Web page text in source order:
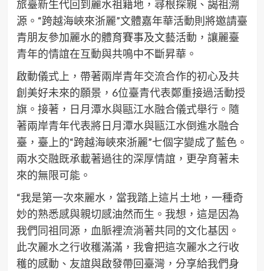
旅臺新生代回到麗水祖籍地，尋根探親、謁祖溯
源。“跨越海峽來浙麗”文體嘉年華活動則將邀請臺
青朋友參加麗水的體育賽事及文藝活動，讓麗臺
青年的情誼在互動與共鳴中不斷昇華。
啟動儀式上，帶著兩岸青年交流合作的初心及共
創美好未來的願景，6位臺青代表鄭重接過活動授
旗。接著，日月潭水與甌江水融合儀式舉行。隨
著兩岸青年代表將日月潭水與甌江水倒進水融合
臺，臺上的“跨越海峽來浙麗”七個字變成了藍色。
兩水交融既承載著過往的深厚情誼，更孕育著未
來的無限可能。
“我是第一次來麗水，當我踏上這片土地，一種奇
妙的熟悉感與親切感油然而生。我想，這是因為
我們同祖同源，血脈裡流淌著共同的文化基因。
此次麗水之行收穫滿滿，我會把這次麗水之行收
穫的感動、友誼與啟發帶回臺灣，分享給我們身